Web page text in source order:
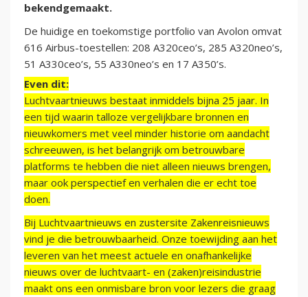
bekendgemaakt.
De huidige en toekomstige portfolio van Avolon omvat
616 Airbus-toestellen: 208 A320ceo’s, 285 A320neo’s,
51 A330ceo’s, 55 A330neo’s en 17 A350’s.
Even dit:
Luchtvaartnieuws bestaat inmiddels bijna 25 jaar. In
een tijd waarin talloze vergelijkbare bronnen en
nieuwkomers met veel minder historie om aandacht
schreeuwen, is het belangrijk om betrouwbare
platforms te hebben die niet alleen nieuws brengen,
maar ook perspectief en verhalen die er echt toe
doen.
Bij Luchtvaartnieuws en zustersite Zakenreisnieuws
vind je die betrouwbaarheid. Onze toewijding aan het
leveren van het meest actuele en onafhankelijke
nieuws over de luchtvaart- en (zaken)reisindustrie
maakt ons een onmisbare bron voor lezers die graag